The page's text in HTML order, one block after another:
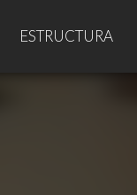
ESTRUCTURA